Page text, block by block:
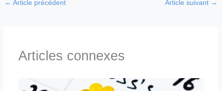
← Article précédent Article suivant →
Articles connexes